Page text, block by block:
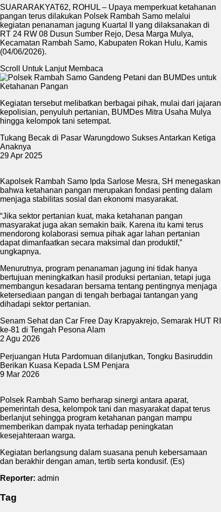
SUARARAKYAT62, ROHUL – Upaya memperkuat ketahanan
pangan terus dilakukan Polsek Rambah Samo melalui
kegiatan penanaman jagung Kuartal II yang dilaksanakan di
RT 24 RW 08 Dusun Sumber Rejo, Desa Marga Mulya,
Kecamatan Rambah Samo, Kabupaten Rokan Hulu, Kamis
(04/06/2026).
Scroll Untuk Lanjut Membaca
Kegiatan tersebut melibatkan berbagai pihak, mulai dari jajaran
kepolisian, penyuluh pertanian, BUMDes Mitra Usaha Mulya
hingga kelompok tani setempat.
Tukang Becak di Pasar Warungdowo Sukses Antarkan Ketiga
Anaknya
29 Apr 2025
Kapolsek Rambah Samo Ipda Sarlose Mesra, SH menegaskan
bahwa ketahanan pangan merupakan fondasi penting dalam
menjaga stabilitas sosial dan ekonomi masyarakat.
“Jika sektor pertanian kuat, maka ketahanan pangan
masyarakat juga akan semakin baik. Karena itu kami terus
mendorong kolaborasi semua pihak agar lahan pertanian
dapat dimanfaatkan secara maksimal dan produktif,”
ungkapnya.
Menurutnya, program penanaman jagung ini tidak hanya
bertujuan meningkatkan hasil produksi pertanian, tetapi juga
membangun kesadaran bersama tentang pentingnya menjaga
ketersediaan pangan di tengah berbagai tantangan yang
dihadapi sektor pertanian.
Senam Sehat dan Car Free Day Krapyakrejo, Semarak HUT RI
ke-81 di Tengah Pesona Alam
2 Agu 2026
Perjuangan Huta Pardomuan dilanjutkan, Tongku Basiruddin
Berikan Kuasa Kepada LSM Penjara
9 Mar 2026
Polsek Rambah Samo berharap sinergi antara aparat,
pemerintah desa, kelompok tani dan masyarakat dapat terus
berlanjut sehingga program ketahanan pangan mampu
memberikan dampak nyata terhadap peningkatan
kesejahteraan warga.
Kegiatan berlangsung dalam suasana penuh kebersamaan
dan berakhir dengan aman, tertib serta kondusif. (Es)
Reporter: admin
Tag